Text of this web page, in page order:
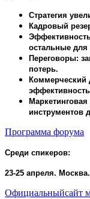
Стратегия
Кадровый
остальные для
Переговоры: з
потерь.
Коммерческий
инструментов
Программа форума
Среди спикеров:
23-25 апреля.
Официальныйсайт